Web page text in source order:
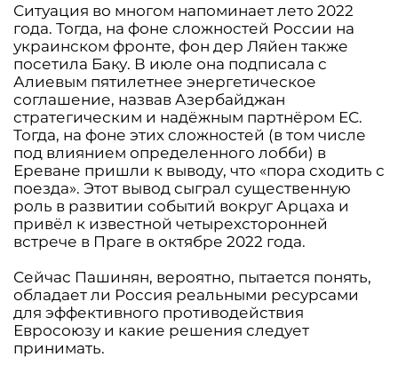
Ситуация во многом напоминает лето 2022
года. Тогда, на фоне сложностей России на
украинском фронте, фон дер Ляйен также
посетила Баку. В июле она подписала с
Алиевым пятилетнее энергетическое
соглашение, назвав Азербайджан
стратегическим и надёжным партнёром ЕС.
Тогда, на фоне этих сложностей (в том числе
под влиянием определенного лобби) в
Ереване пришли к выводу, что «пора сходить с
поезда». Этот вывод сыграл существенную
роль в развитии событий вокруг Арцаха и
привёл к известной четырехсторонней
встрече в Праге в октябре 2022 года.
Сейчас Пашинян, вероятно, пытается понять,
обладает ли Россия реальными ресурсами
для эффективного противодействия
Евросоюзу и какие решения следует
принимать.